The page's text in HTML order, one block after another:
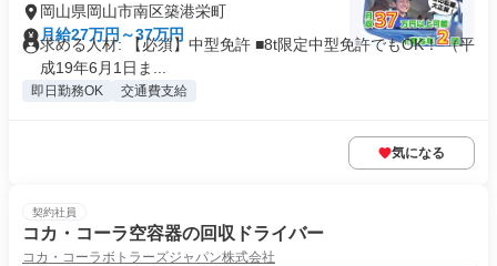
岡山県岡山市南区築港栄町
月給27万円～37万円
求める人材: 【必須】中型免許 ■8t限定中型免許でもOK！ （平
成19年6月1日ま...
即日勤務OK 交通費支給
気になる
契約社員
コカ・コーラ空容器の回収ドライバー
コカ・コーラボトラーズジャパン株式会社